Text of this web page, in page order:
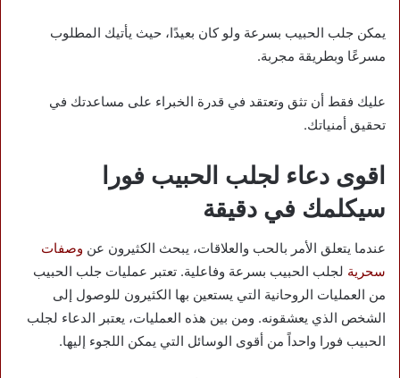
يمكن جلب الحبيب بسرعة ولو كان بعيدًا، حيث يأتيك المطلوب
مسرعًا وبطريقة مجربة.
عليك فقط أن تثق وتعتقد في قدرة الخبراء على مساعدتك في
تحقيق أمنياتك.
اقوى دعاء لجلب الحبيب فورا
سيكلمك في دقيقة
عندما يتعلق الأمر بالحب والعلاقات، يبحث الكثيرون عن وصفات
سحرية لجلب الحبيب بسرعة وفاعلية. تعتبر عمليات جلب الحبيب
من العمليات الروحانية التي يستعين بها الكثيرون للوصول إلى
الشخص الذي يعشقونه. ومن بين هذه العمليات، يعتبر الدعاء لجلب
الحبيب فورا واحداً من أقوى الوسائل التي يمكن اللجوء إليها.